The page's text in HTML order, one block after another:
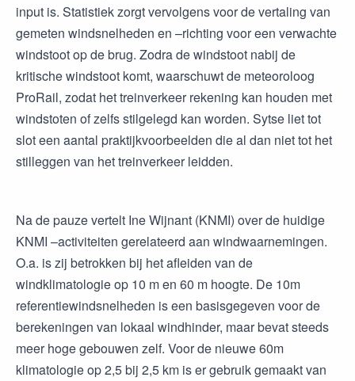
input is. Statistiek zorgt vervolgens voor de vertaling van
gemeten windsnelheden en –richting voor een verwachte
windstoot op de brug. Zodra de windstoot nabij de
kritische windstoot komt, waarschuwt de meteoroloog
ProRail, zodat het treinverkeer rekening kan houden met
windstoten of zelfs stilgelegd kan worden. Sytse liet tot
slot een aantal praktijkvoorbeelden die al dan niet tot het
stilleggen van het treinverkeer leidden.
Na de pauze vertelt Ine Wijnant (KNMI) over de huidige
KNMI –activiteiten gerelateerd aan windwaarnemingen.
O.a. is zij betrokken bij het afleiden van de
windklimatologie op 10 m en 60 m hoogte. De 10m
referentiewindsnelheden is een basisgegeven voor de
berekeningen van lokaal windhinder, maar bevat steeds
meer hoge gebouwen zelf. Voor de nieuwe 60m
klimatologie op 2,5 bij 2,5 km is er gebruik gemaakt van